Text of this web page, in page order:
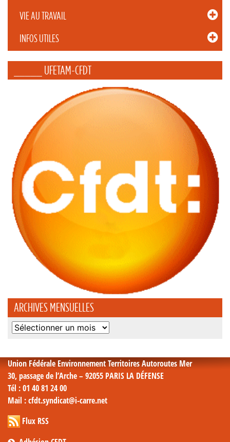
VIE AU TRAVAIL
INFOS UTILES
_____ UFETAM-CFDT
ARCHIVES MENSUELLES
Archives
Union Fédérale Environnement Territoires Autoroutes Mer
30, passage de l’Arche – 92055 PARIS LA DÉFENSE
Tél : 01 40 81 24 00
Mail : cfdt.syndicat@i-carre.net
Flux RSS